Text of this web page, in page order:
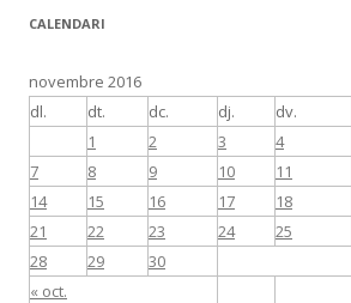
CALENDARI
novembre 2016
dl.
dt. dc. dj. dv.
« oct.
1 2 3 4
7
8 9 10 11
14
15 16 17 18
21
22 23 24 25
28
29 30